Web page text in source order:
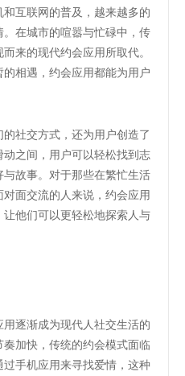
互联网的普及，越来越多的
在城市的喧嚣与忙碌中，传
来的现代约会应用所取代。
相遇，约会应用都能为用户
社交方式，还为用户创造了
之间，用户可以轻松找到志
故事。对于那些在繁忙生活
面交流的人来说，约会应用
他们可以更轻松地探索人与
逐渐成为现代人社交生活的
加快，传统的约会模式面临
手机应用来寻找爱情，这种